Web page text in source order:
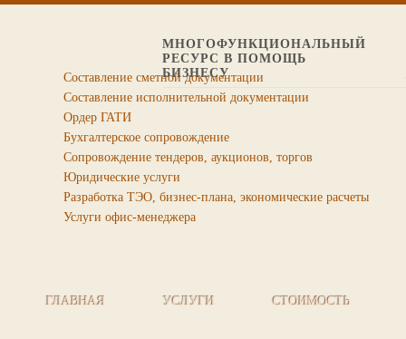
МНОГОФУНКЦИОНАЛЬНЫЙ
РЕСУРС В ПОМОЩЬ
БИЗНЕСУ
Составление сметной документации
Составление исполнительной документации
Ордер ГАТИ
Бухгалтерское сопровождение
Сопровождение тендеров, аукционов, торгов
Юридические услуги
Разработка ТЭО, бизнес-плана, экономические расчеты
Услуги офис-менеджера
ГЛАВНАЯ УСЛУГИ СТОИМОСТЬ